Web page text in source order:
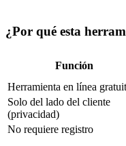
¿Por qué esta
Función
Herramienta en línea
Solo del lado del cliente
(privacidad)
No requiere registro